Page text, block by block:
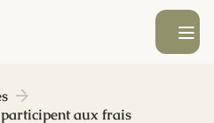
Ouvrir le
aux frais